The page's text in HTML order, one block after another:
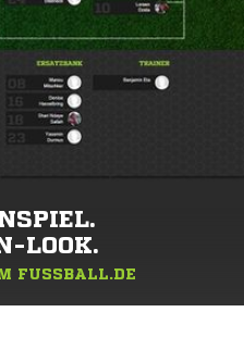
LOOK.
FUSSBALL.DE